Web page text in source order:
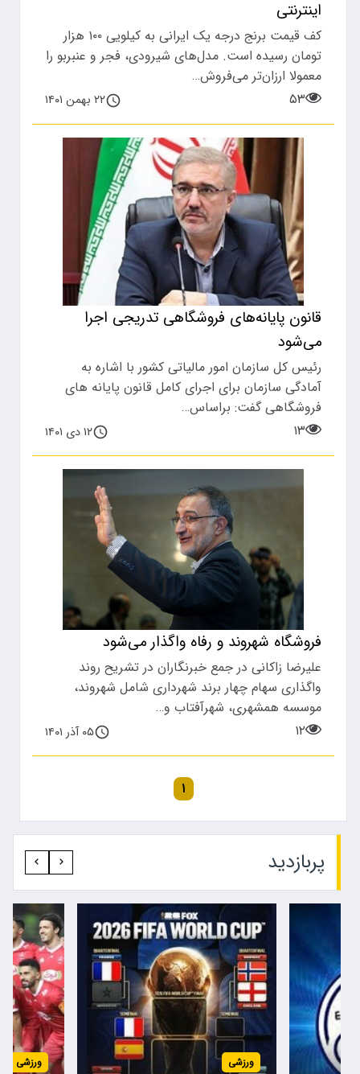
اینترنتی
کف قیمت برنج درجه یک ایرانی به کیلویی ۱۰۰ هزار
تومان رسیده است. مدل‌های شیرودی، فجر و عنبربو را
معمولا ارزان‌تر می‌فروش…
۵۳
۲۲ بهمن ۱۴۰۱
قانون پایانه‌های فروشگاهی تدریجی اجرا
می‌شود
رئیس کل سازمان امور مالیاتی کشور با اشاره به
آمادگی سازمان برای اجرای کامل قانون پایانه های
فروشگاهی گفت: براساس…
۱۳
۱۲ دی ۱۴۰۱
فروشگاه شهروند و رفاه واگذار می‌شود
علیرضا زاکانی در جمع خبرنگاران در تشریح روند
واگذاری سهام چهار برند شهرداری شامل شهروند،
موسسه همشهری، شهرآفتاب و…
۱۲
۰۵ آذر ۱۴۰۱
۱
پربازدید‍
ورزشی ورزشی